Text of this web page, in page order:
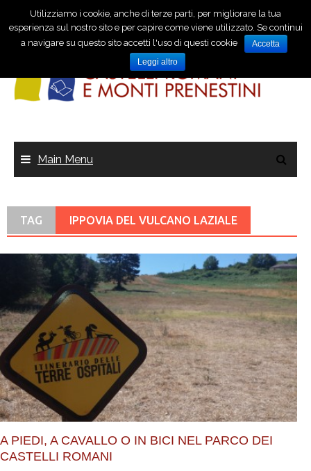
Main Menu
TAG IPPOVIA DEL VULCANO LAZIALE
A PIEDI, A CAVALLO O IN BICI NEL PARCO DEI
CASTELLI ROMANI
Utilizziamo i cookie, anche di terze parti, per migliorare la tua
esperienza sul nostro sito e per capire come viene utilizzato. Se continui
a navigare su questo sito accetti l'uso di questi cookie
Accetta
Leggi altro